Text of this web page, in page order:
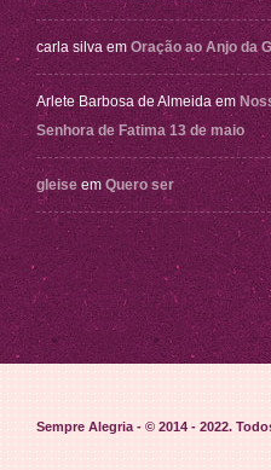
carla silva em Oração ao Anjo da
Arlete Barbosa de Almeida em
Senhora de Fatima 13 de maio
gleise em Quero ser
Sempre Alegria - © 2014 - 2022.